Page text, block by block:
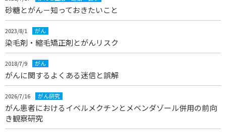
砂糖とがん－知っておきたいこと
2023/8/1 がん
染毛剤・縮毛矯正剤とがんリスク
2018/7/9 がん
がんに関するよくある迷信と誤解
2026/7/16 がん研究
がん患者におけるイベルメクチンとメベンダゾール併用の前向
き観察研究